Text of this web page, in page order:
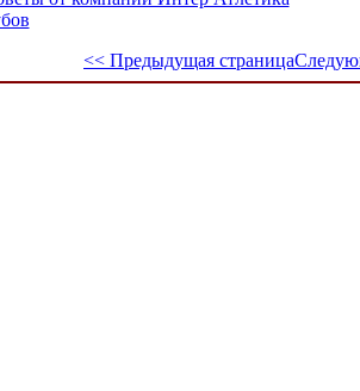
<< Предыдущая страница